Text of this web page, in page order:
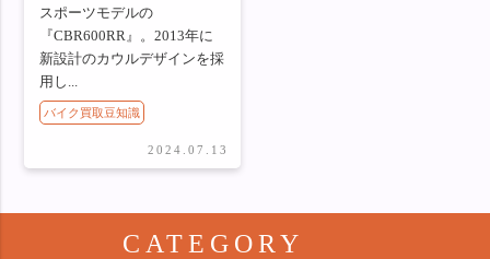
スポーツモデルの
『CBR600RR』。2013年に
新設計のカウルデザインを採
用し...
バイク買取豆知識
2024.07.13
CATEGORY